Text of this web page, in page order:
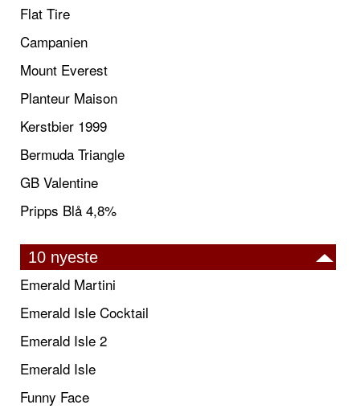
Flat Tire
Campanien
Mount Everest
Planteur Maison
Kerstbier 1999
Bermuda Triangle
GB Valentine
Pripps Blå 4,8%
10 nyeste
Emerald Martini
Emerald Isle Cocktail
Emerald Isle 2
Emerald Isle
Funny Face